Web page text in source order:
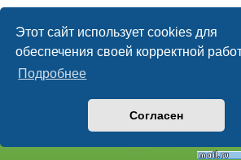
Этот сайт использует cookies для
обеспечения своей корректной
Подробнее
Согласен
Главная Форумы
Time: 0.033s| Peak Memory Usage: 2.15 МБ |
© phpBB Guru, 2004—2026
Powered by
Style byArtodia